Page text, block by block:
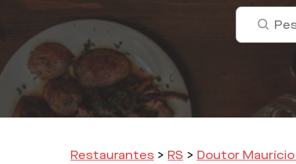
Restaurantes > RS > Doutor